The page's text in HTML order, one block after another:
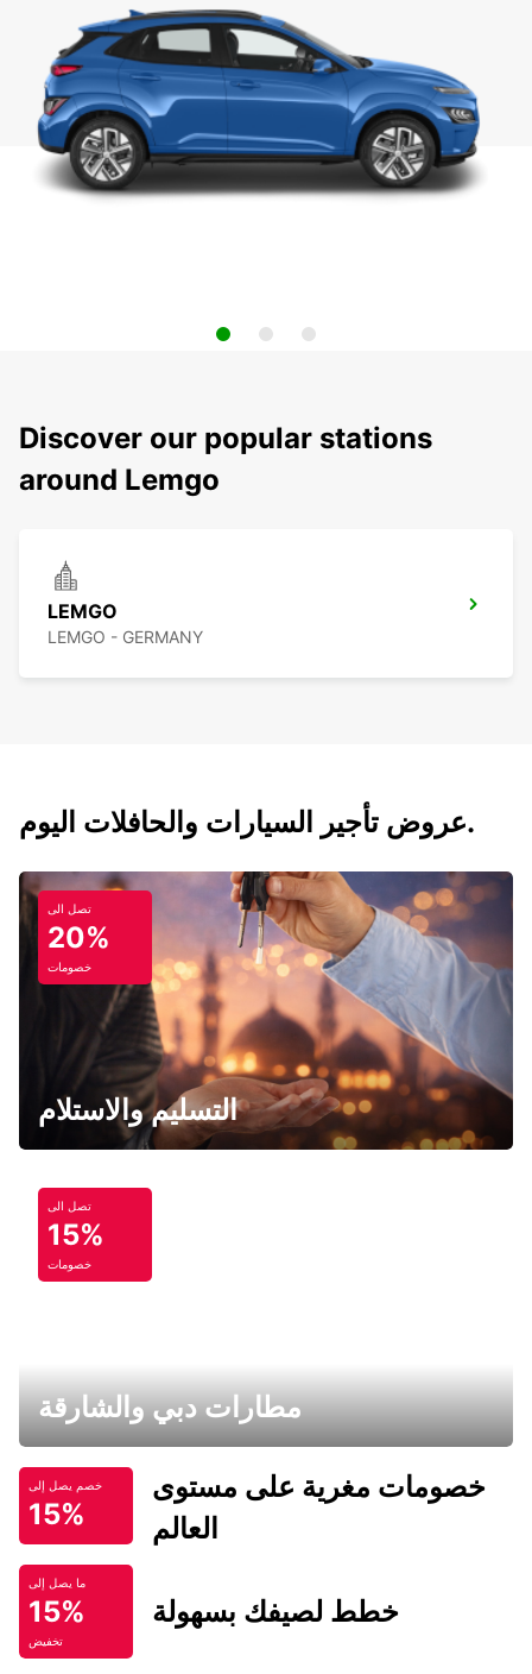
Discover our popular stations
around Lemgo
LEMGO
LEMGO - GERMANY
عروض تأجير السيارات والحافلات اليوم.
تصل الى
20%
خصومات
التسليم والاستلام
تصل الى
15%
خصومات
مطارات دبي والشارقة
خصم يصل إلى
15%
خصومات مغرية على مستوى
العالم
ما يصل إلى
15%
تخفيض
خطط لصيفك بسهولة